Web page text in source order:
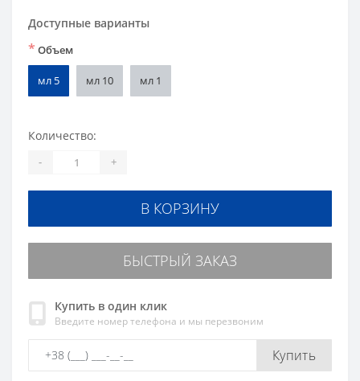
Доступные варианты
* Объем
мл 5 мл 10 мл 1
Количество:
- +
В КОРЗИНУ
БЫСТРЫЙ ЗАКАЗ
Купить в один клик
Введите номер телефона и мы перезвоним
Купить